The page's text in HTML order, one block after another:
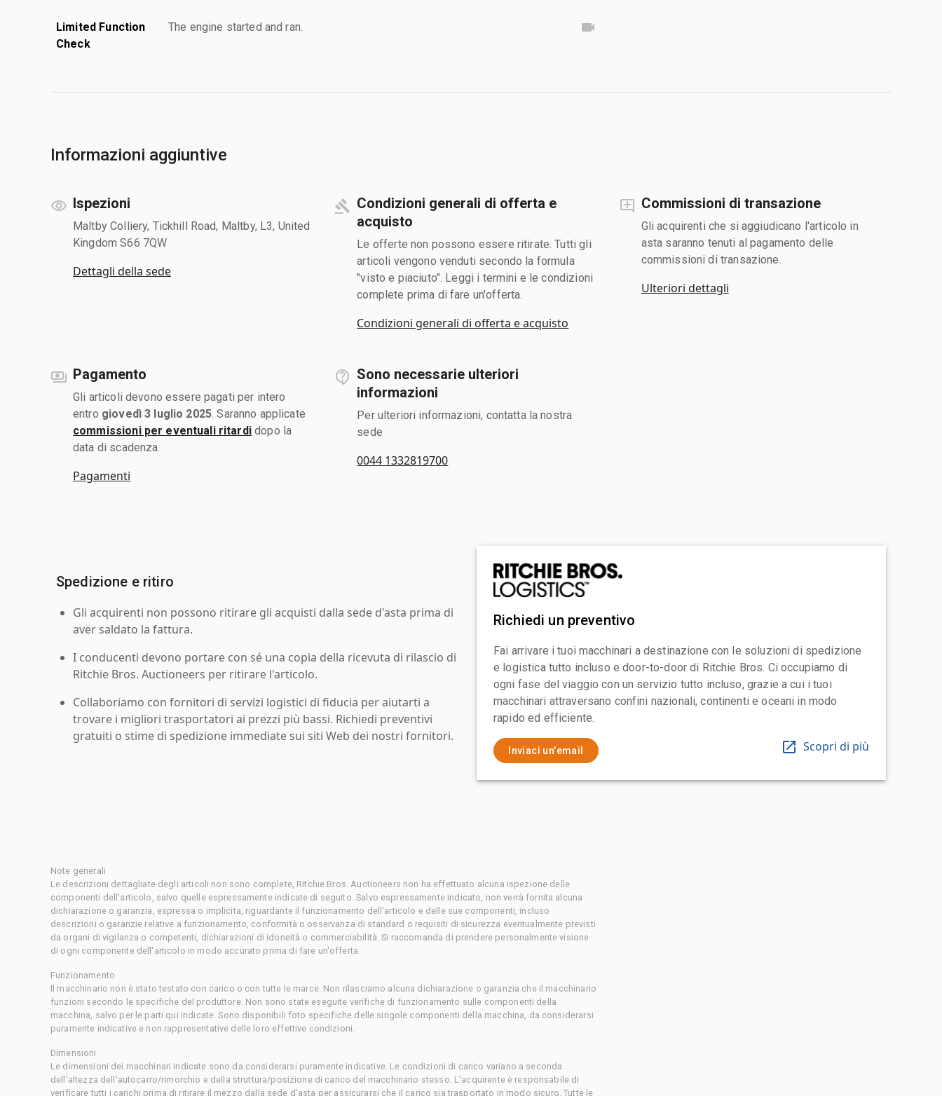
Limited Function
Check
The engine started and ran.
Informazioni aggiuntive
Ispezioni
Maltby Colliery, Tickhill Road, Maltby, L3, United
Kingdom S66 7QW
Dettagli della sede
Condizioni generali di offerta e
acquisto
Le offerte non possono essere ritirate. Tutti gli
articoli vengono venduti secondo la formula
"visto e piaciuto". Leggi i termini e le condizioni
complete prima di fare un'offerta.
Condizioni generali di offerta e acquisto
Commissioni di transazione
Gli acquirenti che si aggiudicano l'articolo in
asta saranno tenuti al pagamento delle
commissioni di transazione.
Ulteriori dettagli
Pagamento
Gli articoli devono essere pagati per intero
entro giovedì 3 luglio 2025 . Saranno applicate
commissioni per eventuali ritardidopo la
data di scadenza.
Pagamenti
Sono necessarie ulteriori
informazioni
Per ulteriori informazioni, contatta la nostra
sede
0044 1332819700
Spedizione e ritiro
Gli acquirenti non possono ritirare gli acquisti dalla sede d'asta prima di
aver saldato la fattura.
I conducenti devono portare con sé una copia della ricevuta di rilascio di
Ritchie Bros. Auctioneers per ritirare l'articolo.
Collaboriamo con fornitori di servizi logistici di fiducia per aiutarti a
trovare i migliori trasportatori ai prezzi più bassi. Richiedi preventivi
gratuiti o stime di spedizione immediate sui siti Web dei nostri fornitori.
Richiedi un preventivo
Fai arrivare i tuoi macchinari a destinazione con le soluzioni di spedizione
e logistica tutto incluso e door-to-door di Ritchie Bros. Ci occupiamo di
ogni fase del viaggio con un servizio tutto incluso, grazie a cui i tuoi
macchinari attraversano confini nazionali, continenti e oceani in modo
rapido ed efficiente.
Inviaci un'email Scopri di più
Note generali
Le descrizioni dettagliate degli articoli non sono complete, Ritchie Bros. Auctioneers non ha effettuato alcuna ispezione delle
componenti dell'articolo, salvo quelle espressamente indicate di seguito. Salvo espressamente indicato, non verrà fornita alcuna
dichiarazione o garanzia, espressa o implicita, riguardante il funzionamento dell'articolo e delle sue componenti, incluso
descrizioni o garanzie relative a funzionamento, conformità o osservanza di standard o requisiti di sicurezza eventualmente previsti
da organi di vigilanza o competenti, dichiarazioni di idoneità o commerciabilità. Si raccomanda di prendere personalmente visione
di ogni componente dell'articolo in modo accurato prima di fare un'offerta.
Funzionamento
Il macchinario non è stato testato con carico o con tutte le marce. Non rilasciamo alcuna dichiarazione o garanzia che il macchinario
funzioni secondo le specifiche del produttore. Non sono state eseguite verifiche di funzionamento sulle componenti della
macchina, salvo per le parti qui indicate. Sono disponibili foto specifiche delle singole componenti della macchina, da considerarsi
puramente indicative e non rappresentative delle loro effettive condizioni.
Dimensioni
Le dimensioni dei macchinari indicate sono da considerarsi puramente indicative. Le condizioni di carico variano a seconda
dell'altezza dell'autocarro/rimorchio e della struttura/posizione di carico del macchinario stesso. L'acquirente è responsabile di
verificare tutti i carichi prima di ritirare il mezzo dalla sede d'asta per assicurarsi che il carico sia trasportato in modo sicuro. Tutte le